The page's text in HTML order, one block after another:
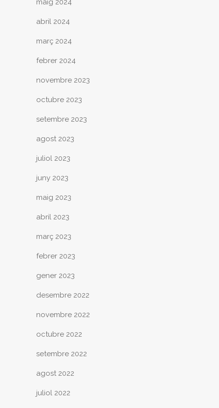
maig 2024
abril 2024
març 2024
febrer 2024
novembre 2023
octubre 2023
setembre 2023
agost 2023
juliol 2023
juny 2023
maig 2023
abril 2023
març 2023
febrer 2023
gener 2023
desembre 2022
novembre 2022
octubre 2022
setembre 2022
agost 2022
juliol 2022